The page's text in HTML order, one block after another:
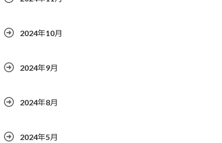
2024年10月
2024年9月
2024年8月
2024年5月